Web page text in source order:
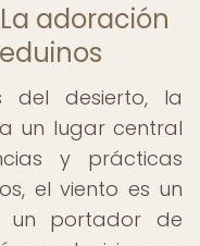
adoración
del desierto, la
un lugar central
y prácticas
el viento es un
un portador de